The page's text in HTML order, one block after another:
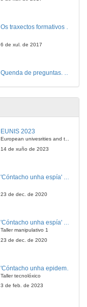
Os traxectos formativos dos formadores en prácticas profesionais
6 de xul. de 2017
Qué é a REPPE
6 de xul. de 2017
6 de xul. de 2017
EUNIS 2023
European univesrities and the digital transformation: challenges and opportunities ahead
14 de xuño de 2023
23 de dec. de 2020
'Cóntacho unha espía' Criptografía
Taller manipulativo 1
23 de dec. de 2020
Taller tecnolóxico
3 de feb. de 2023